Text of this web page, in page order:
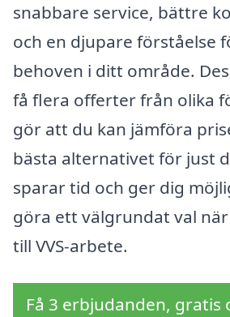
snabbare service, bättre
och en djupare förståelse
behoven i ditt område.
få flera offerter från olika
gör att du kan jämföra
bästa alternativet för just
sparar tid och ger dig
göra ett välgrundat val
till VVS-arbete.
Få 3 erbjudanden, gratis